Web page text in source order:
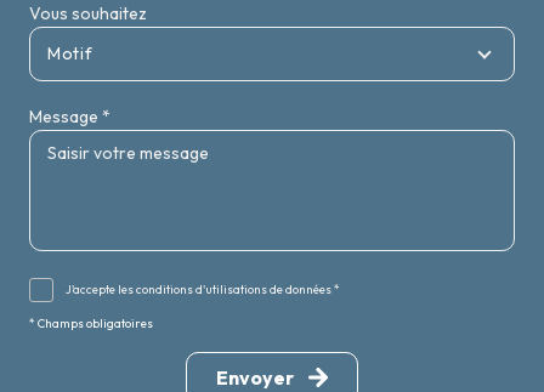
Vous souhaitez
Motif
Message *
J'accepte les conditions d'utilisations de données *
* Champs obligatoires
Envoyer